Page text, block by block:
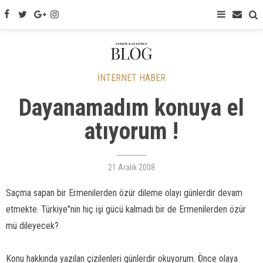
İNTERNET HABER
Dayanamadım konuya el
atıyorum !
21 Aralık 2008
Saçma sapan bir Ermenilerden özür dileme olayı günlerdir devam
etmekte. Türkiye"nin hiç işi gücü kalmadı bir de Ermenilerden özür
mü dileyecek?
Konu hakkında yazılan çizilenleri günlerdir okuyorum. Önce olaya